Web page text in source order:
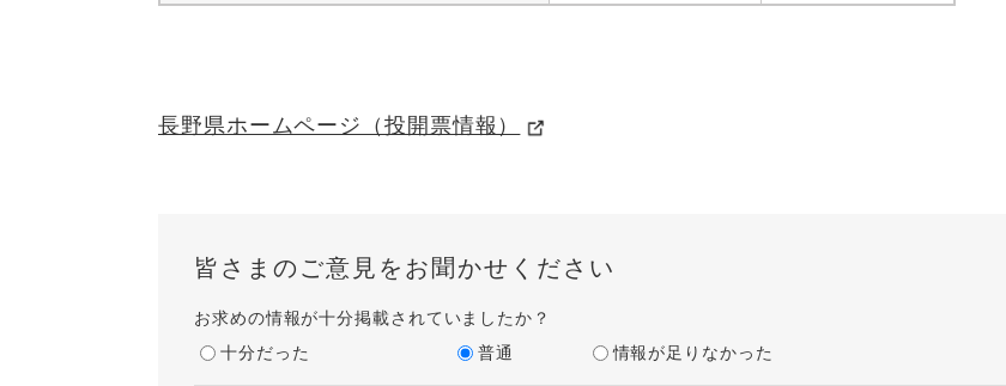
長野県ホームページ（投開票情報）
皆さまのご意見をお聞かせください
お求めの情報が十分掲載されていましたか？
十分だった
普通 情報が足りなかった